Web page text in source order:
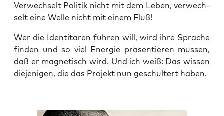
Ver­wech­selt Poli­tik nicht mit dem Leben, ver­wech­
selt eine Wel­le nicht mit einem Fluß!
Wer die Iden­ti­tä­ren füh­ren will, wird ihre Spra­che
fin­den und so viel Ener­gie prä­sen­tie­ren müs­sen,
daß er magne­tisch wird. Und ich weiß: Das wis­sen
die­je­ni­gen, die das Pro­jekt nun geschul­tert haben.